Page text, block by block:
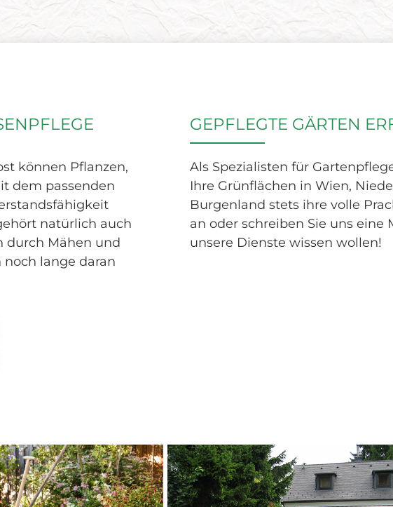
können Pflanzen,
dem passenden
natürlich auch
durch Mähen und
noch lange daran
GEPFLEGTE GÄRTEN
Als Spezialisten für
Ihre Grünflächen in Wien,
Burgenland stets ihre volle
an oder schreiben Sie uns eine
unsere Dienste wissen wollen!